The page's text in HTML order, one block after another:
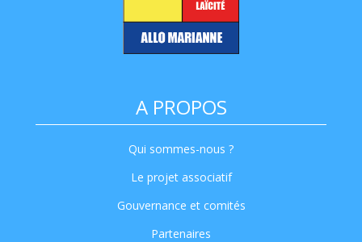
A PROPOS
Qui sommes-nous ?
Le projet associatif
Gouvernance et comités
Partenaires